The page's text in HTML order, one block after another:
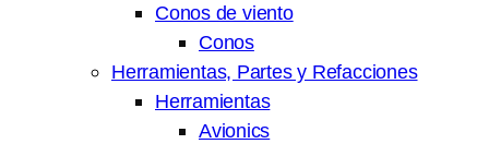
Conos de viento
Conos
Herramientas, Partes y Refacciones
Herramientas
Avionics